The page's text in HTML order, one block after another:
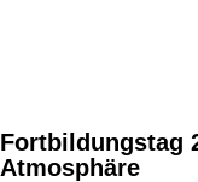
Fortbildungstag
Atmosphäre